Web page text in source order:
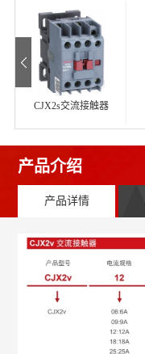
CJX2s交流接触器
产品介绍
产品详情